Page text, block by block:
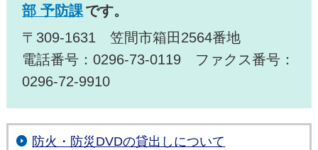
部 予防課です。
〒309-1631 笠間市箱田2564番地
電話番号：0296-73-0119 ファクス番号：
0296-72-9910
防火・防災DVDの貸出しについて